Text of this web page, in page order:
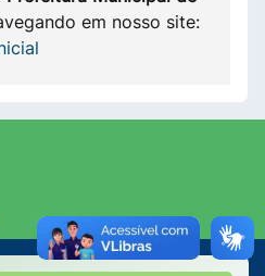
em nosso site: